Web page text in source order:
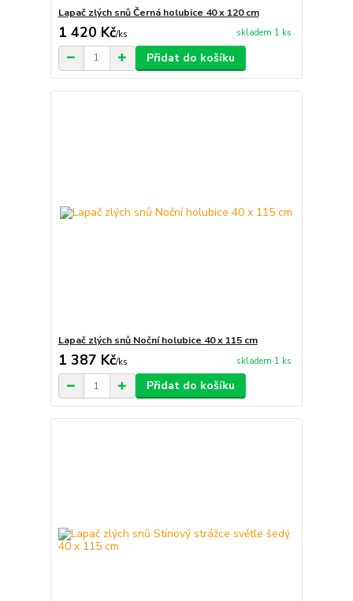
Lapač zlých snů Černá holubice 40 x 120 cm
1 420 Kč/ks skladem 1 ks
Přidat do košíku
Lapač zlých snů Noční holubice 40 x 115 cm
1 387 Kč/ks skladem 1 ks
Přidat do košíku